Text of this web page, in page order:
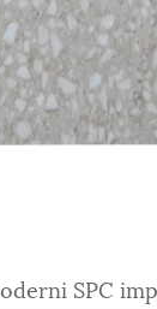
SPC